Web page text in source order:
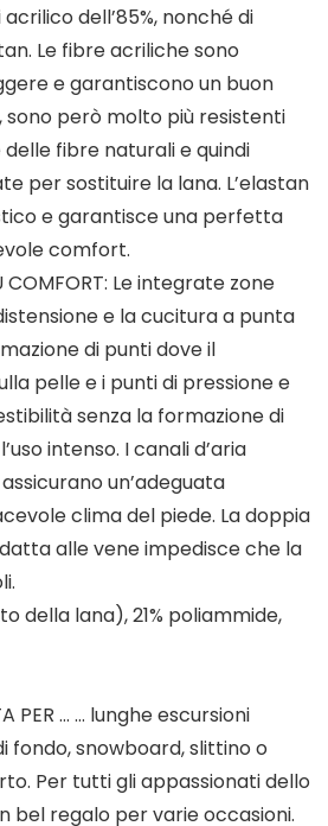
dell’85%, nonché di
Le fibre acriliche sono
e garantiscono un buon
però molto più resistenti
fibre naturali e quindi
per sostituire la lana. L’elastan
e garantisce una perfetta
comfort.
COMFORT: Le integrate zone
e la cucitura a punta
di punti dove il
pelle e i punti di pressione e
senza la formazione di
intenso. I canali d’aria
un’adeguata
clima del piede. La doppia
alle vene impedisce che la
della lana), 21% poliammide,
PER … … lunghe escursioni
fondo, snowboard, slittino o
Per tutti gli appassionati dello
bel regalo per varie occasioni.